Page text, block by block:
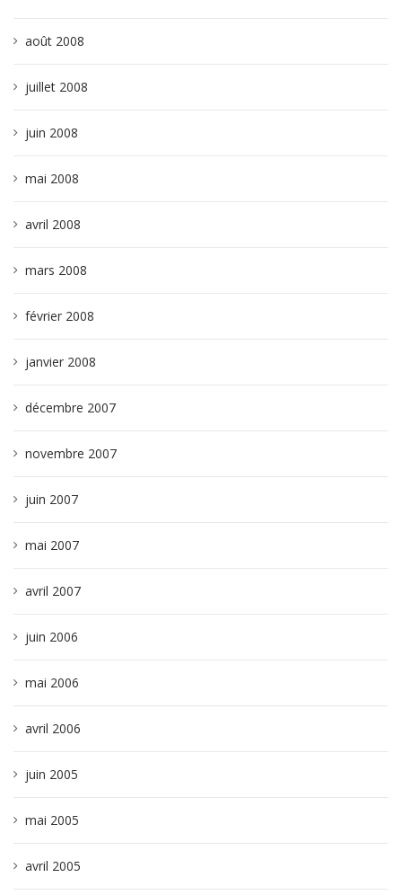
août 2008
juillet 2008
juin 2008
mai 2008
avril 2008
mars 2008
février 2008
janvier 2008
décembre 2007
novembre 2007
juin 2007
mai 2007
avril 2007
juin 2006
mai 2006
avril 2006
juin 2005
mai 2005
avril 2005